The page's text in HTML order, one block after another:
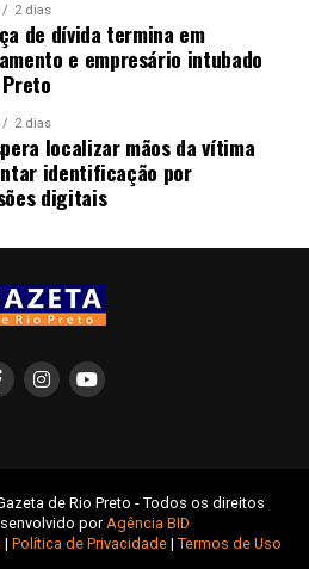
2 dias
de dívida termina em
e empresário intubado
2 dias
localizar mãos da vítima
identificação por
digitais
de Rio Preto - Todos os direitos
por Agência BID
| Política de Privacidade| Termos de Uso